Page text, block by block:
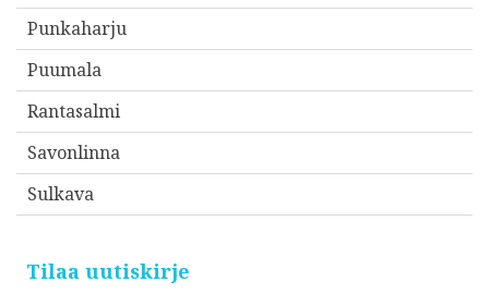
Punkaharju
Puumala
Rantasalmi
Savonlinna
Sulkava
Tilaa uutiskirje